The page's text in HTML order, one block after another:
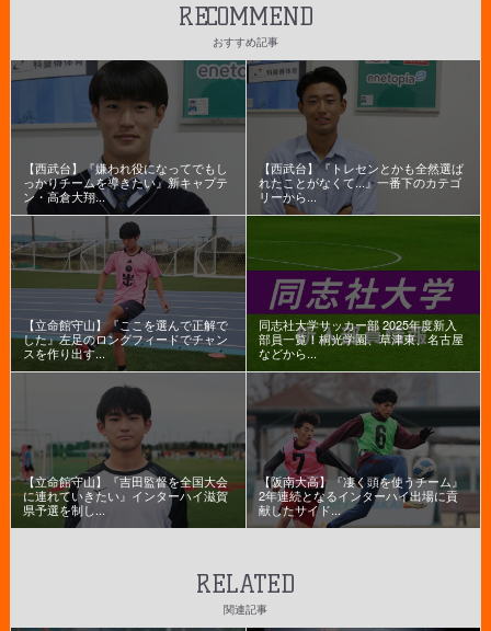
RECOMMEND
おすすめ記事
【西武台】『嫌われ役になってでもし
っかりチームを導きたい』新キャプテ
ン・高倉大翔...
【西武台】『トレセンとかも全然選ば
れたことがなくて...』一番下のカテゴ
リーから...
【立命館守山】『ここを選んで正解で
した』左足のロングフィードでチャン
スを作り出す...
同志社大学サッカー部 2025年度新入
部員一覧！桐光学園、草津東、名古屋
などから...
【立命館守山】『吉田監督を全国大会
に連れていきたい』インターハイ滋賀
県予選を制し...
【阪南大高】『凄く頭を使うチーム』
2年連続となるインターハイ出場に貢
献したサイド...
RELATED
関連記事